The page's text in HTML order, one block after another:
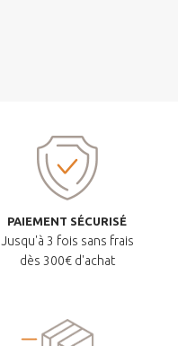
PAIEMENT SÉCURISÉ
Jusqu'à 3 fois sans frais
dès 300€ d'achat